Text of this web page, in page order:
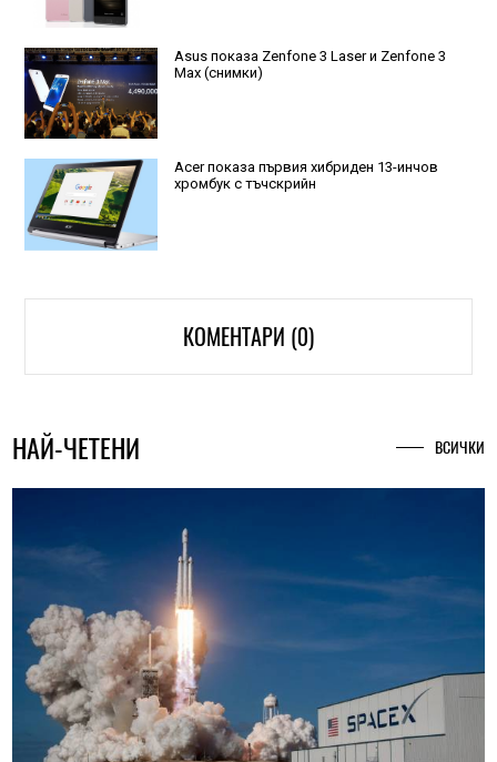
Asus показа Zenfone 3 Laser и Zenfone 3
Max (снимки)
Acer показа първия хибриден 13-инчов
хромбук с тъчскрийн
КОМЕНТАРИ (0)
НАЙ-ЧЕТЕНИ ВСИЧКИ